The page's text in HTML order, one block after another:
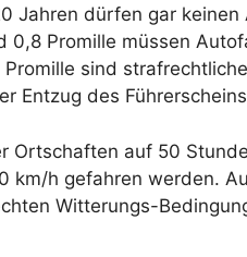
Jahren dürfen gar keinen
0,8 Promille müssen
sind
Entzug des
Ortschaften auf 50
km/h gefahren werden.
Witterungs-